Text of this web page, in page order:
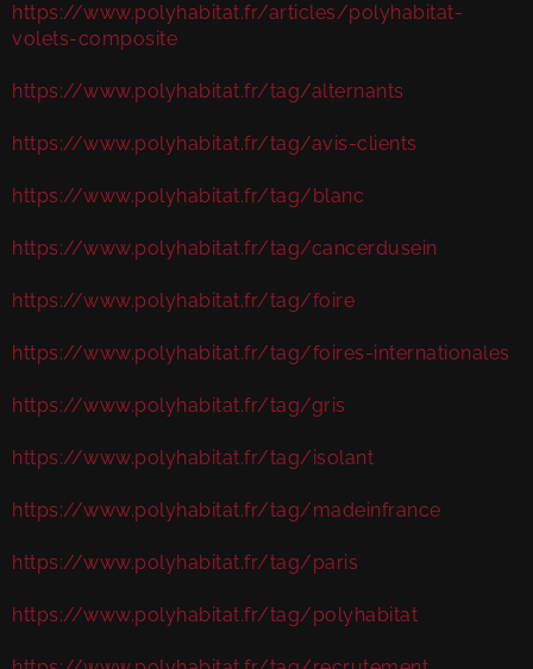
https://www.polyhabitat.fr/articles/polyhabitat-
volets-composite
https://www.polyhabitat.fr/tag/alternants
https://www.polyhabitat.fr/tag/avis-clients
https://www.polyhabitat.fr/tag/blanc
https://www.polyhabitat.fr/tag/cancerdusein
https://www.polyhabitat.fr/tag/foire
https://www.polyhabitat.fr/tag/foires-internationales
https://www.polyhabitat.fr/tag/gris
https://www.polyhabitat.fr/tag/isolant
https://www.polyhabitat.fr/tag/madeinfrance
https://www.polyhabitat.fr/tag/paris
https://www.polyhabitat.fr/tag/polyhabitat